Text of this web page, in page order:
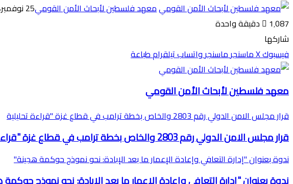
معهد فلسطين لأبحاث الأمن القومي25 نوفمبر، 2025
1٬087
دقيقة واحدة
شاركها
فيسبوك‫Xماسنجرماسنجرواتسابتيلقرامطباعة
معهد فلسطين لأبحاث الأمن القومي
قرار مجلس الامن الدولي رقم 2803 والخاص بخطة ترامب في قطاع غزة "قراءة تحليلية
قرار مجلس الامن الدولي رقم 2803 والخاص بخطة ترامب في قطاع غزة "قراءة تحليلية
ندوة بعنوان "إدارة التعافي وإعادة الإعمار ما بعد الإبادة: نحو نموذج حوكمة هجينة"